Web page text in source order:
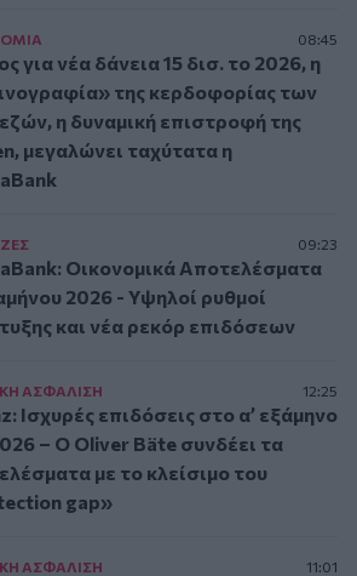
08:45
για νέα δάνεια 15 δισ. το 2026, η
της κερδοφορίας των
η δυναμική επιστροφή της
μεγαλώνει ταχύτατα η
09:23
Οικονομικά Αποτελέσματα
2026 - Υψηλοί ρυθμοί
και νέα ρεκόρ επιδόσεων
ΑΣΦAΛΙΣΗ 12:25
Ισχυρές επιδόσεις στο α’ εξάμηνο
– Ο Oliver Bäte συνδέει τα
με το κλείσιμο του
gap»
ΑΣΦAΛΙΣΗ 11:01